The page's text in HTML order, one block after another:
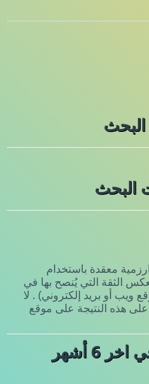
البحث
معقدة باستخدام
الثقة التي يُنصح بها في
ويب أو بريد إلكتروني) . لا
على هذه النتيجة على موقع
أشهر